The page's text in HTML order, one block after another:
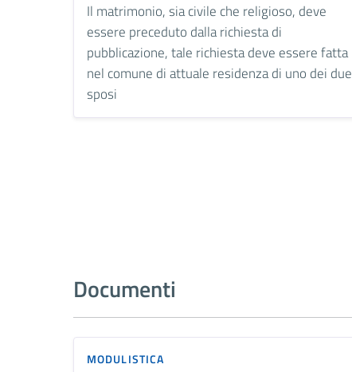
Il matrimonio, sia civile che religioso, deve
essere preceduto dalla richiesta di
pubblicazione, tale richiesta deve essere fatta
nel comune di attuale residenza di uno dei due
sposi
Documenti
MODULISTICA